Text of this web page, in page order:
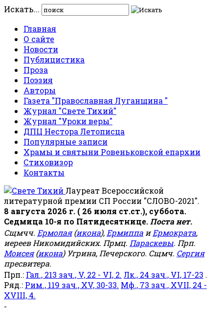
Искать...
Главная
О сайте
Новости
Публицистика
Проза
Поэзия
Авторы
Газета "Православная Луганщина "
Журнал "Свете Тихий"
Журнал "Уроки веры"
ДПЦ Нестора Летописца
Популярные записи
Храмы и святыни Ровеньковской епархии
Стиховизор
Контакты
Лауреат Всероссийской
литературной премии СП России "СЛОВО-2021".
8 августа 2026 г. ( 26 июля ст.ст.), суббота.
Седмица 10-я по Пятидесятнице. Поста нет.
Сщмчч. Ермолая(икона), Ермиппа иЕрмократа,
иереев Никомидийских. Прмц. Параскевы. Прп.
Моисея(икона) Угрина, Печерского. Сщмч. Сергия
пресвитера.
Прп.: Гал., 213 зач., V, 22 - VI, 2. Лк., 24 зач., VI, 17-23 .
Ряд.: Рим., 119 зач., XV, 30-33. Мф., 73 зач., XVII, 24 -
XVIII, 4.
-